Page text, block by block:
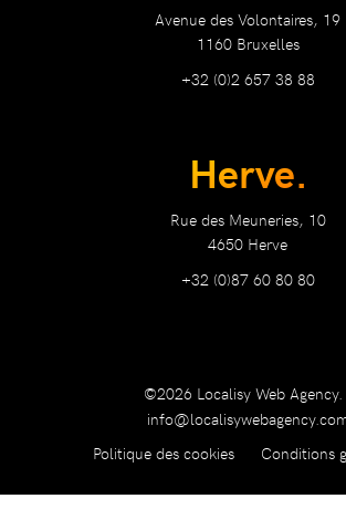
Avenue des Volontaires, 19
1160 Bruxelles
+32 (0)2 657 38 88
Herve.
Rue des Meuneries, 10
4650 Herve
+32 (0)87 60 80 80
©2026 Localisy Web Agency.
Politique des cookies
Conditions